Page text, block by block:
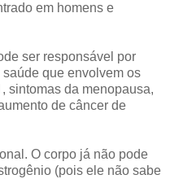
em homens e
ser responsável por
que envolvem os
sintomas da menopausa,
de câncer de
O corpo já não pode
(pois ele não sabe